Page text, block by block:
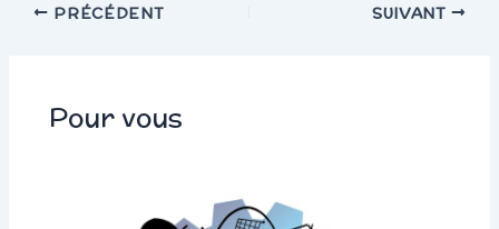
PRÉCÉDENT SUIVANT
Pour vous